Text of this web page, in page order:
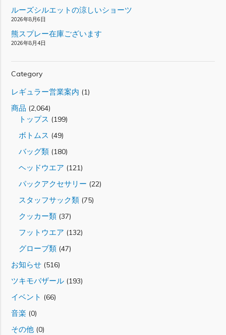
ルーズシルエットの涼しいショーツ
2026年8月6日
熊スプレー在庫ございます
2026年8月4日
Category
レギュラー営業案内 (1)
商品 (2,064)
トップス (199)
ボトムス (49)
バッグ類(180)
ヘッドウエア (121)
パックアクセサリー (22)
スタッフサック類(75)
クッカー類(37)
フットウエア (132)
グローブ類(47)
お知らせ(516)
ツキモバザール(193)
イベント (66)
音楽 (0)
その他(0)